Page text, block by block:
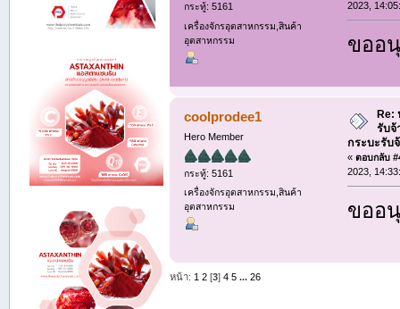
กระทู้: 5161
เครื่องจักรอุตสาหกรรม,สินค้า
อุตสาหกรรม
2023,
ขออ
coolprodee1
Hero Member
กระทู้: 5161
เครื่องจักรอุตสาหกรรม,สินค้า
อุตสาหกรรม
Re:
รับจ้
กระบะรับ
«ตอบกลับ
2023,
ขออ
หน้า: 1 2[3] 4 5 ... 26